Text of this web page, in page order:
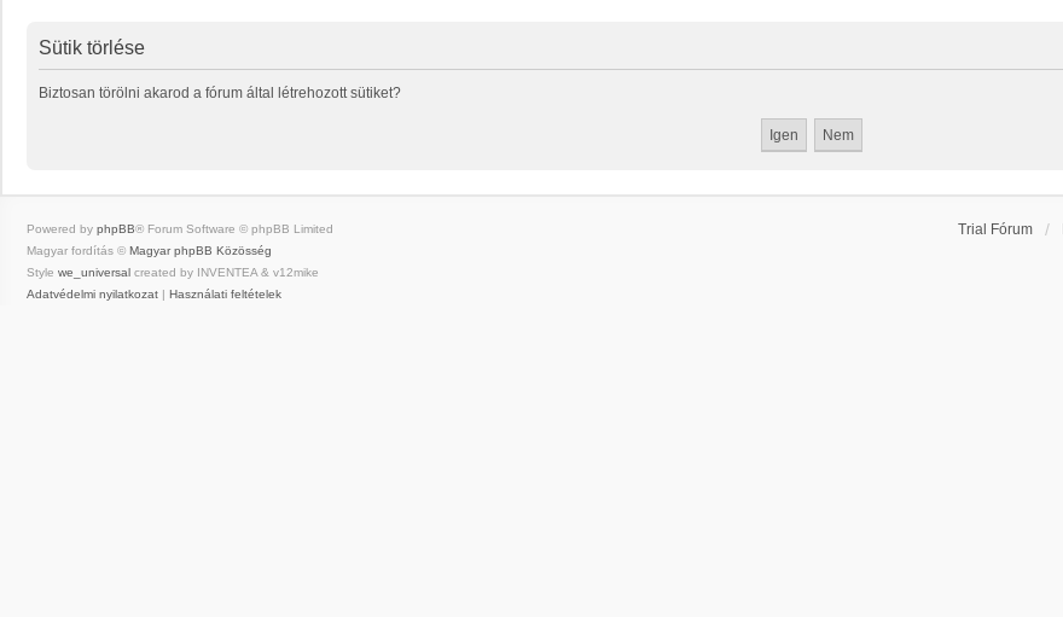
Sütik törlése
Biztosan törölni akarod a fórum által létrehozott sütiket?
Trial Fórum
Powered by phpBB® Forum Software © phpBB Limited
Magyar fordítás © Magyar phpBB Közösség
Style we_universal created by INVENTEA & v12mike
Adatvédelmi nyilatkozat
Használati feltételek